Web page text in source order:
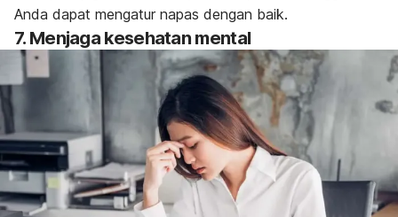
Anda dapat mengatur napas dengan baik.
7. Menjaga kesehatan mental